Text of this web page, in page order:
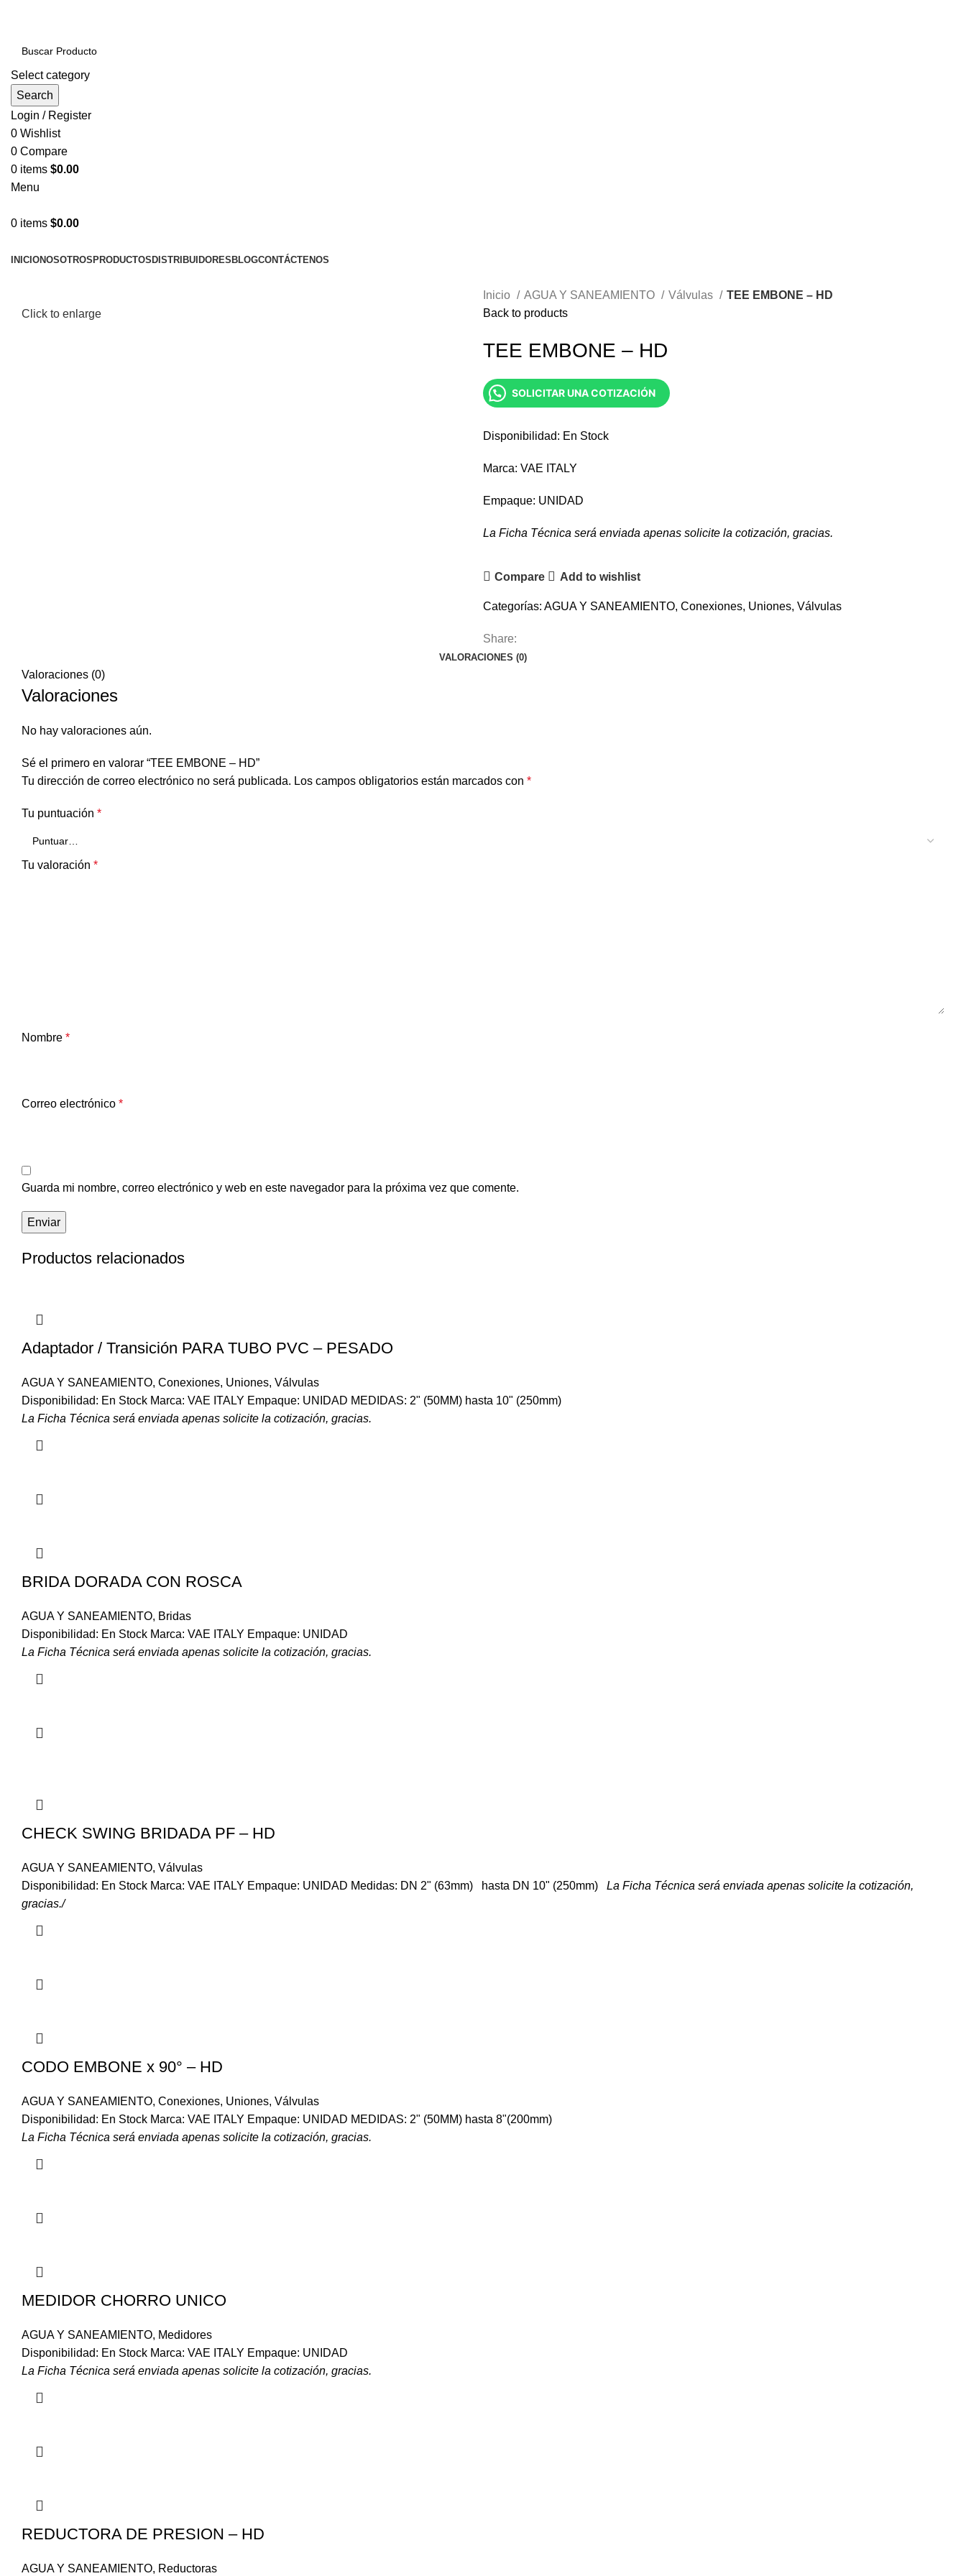
Select category
Search
Login / Register
0 Wishlist
0 Compare
0 items $0.00
Menu
0 items $0.00
INICIONOSOTROS PRODUCTOS DISTRIBUIDORES BLOGCONTÁCTENOS
Click to enlarge
Inicio AGUA Y SANEAMIENTO Válvulas
TEE EMBONE – HD
Back to products
TEE EMBONE – HD
SOLICITAR UNA COTIZACIÓN
Disponibilidad: En Stock
Marca: VAE ITALY
Empaque: UNIDAD
La Ficha Técnica será enviada apenas solicite la cotización, gracias.
Compare Add to wishlist
Categorías: AGUA Y SANEAMIENTO, Conexiones, Uniones, Válvulas
Share:
VALORACIONES (0)
Valoraciones (0)
Valoraciones
No hay valoraciones aún.
Sé el primero en valorar “TEE EMBONE – HD”
Tu dirección de correo electrónico no será publicada. Los campos obligatorios están marcados con *
Tu puntuación *
Tu valoración *
Nombre *
Correo electrónico *
Guarda mi nombre, correo electrónico y web en este navegador para la próxima vez que comente.
Productos relacionados
Adaptador / Transición PARA TUBO PVC – PESADO
AGUA Y SANEAMIENTO, Conexiones, Uniones, Válvulas
Disponibilidad: En Stock Marca: VAE ITALY Empaque: UNIDAD MEDIDAS: 2" (50MM) hasta 10" (250mm)
La Ficha Técnica será enviada apenas solicite la cotización, gracias.
BRIDA DORADA CON ROSCA
AGUA Y SANEAMIENTO, Bridas
Disponibilidad: En Stock Marca: VAE ITALY Empaque: UNIDAD
La Ficha Técnica será enviada apenas solicite la cotización, gracias.
CHECK SWING BRIDADA PF – HD
AGUA Y SANEAMIENTO, Válvulas
Disponibilidad: En Stock Marca: VAE ITALY Empaque: UNIDAD Medidas: DN 2" (63mm) hasta DN 10" (250mm) La Ficha Técnica será enviada apenas solicite la cotización,
gracias./
CODO EMBONE x 90° – HD
AGUA Y SANEAMIENTO, Conexiones, Uniones, Válvulas
Disponibilidad: En Stock Marca: VAE ITALY Empaque: UNIDAD MEDIDAS: 2" (50MM) hasta 8"(200mm)
La Ficha Técnica será enviada apenas solicite la cotización, gracias.
MEDIDOR CHORRO UNICO
AGUA Y SANEAMIENTO, Medidores
Disponibilidad: En Stock Marca: VAE ITALY Empaque: UNIDAD
La Ficha Técnica será enviada apenas solicite la cotización, gracias.
REDUCTORA DE PRESION – HD
AGUA Y SANEAMIENTO, Reductoras